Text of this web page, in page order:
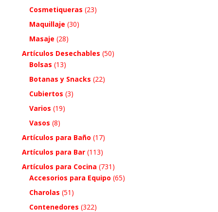
Cosmetiqueras (23)
Maquillaje (30)
Masaje (28)
Artículos Desechables (50)
Bolsas (13)
Botanas y Snacks (22)
Cubiertos (3)
Varios (19)
Vasos (8)
Artículos para Baño (17)
Artículos para Bar (113)
Artículos para Cocina (731)
Accesorios para Equipo (65)
Charolas (51)
Contenedores (322)